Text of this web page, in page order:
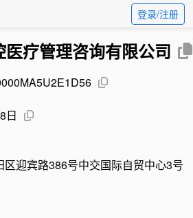
登录/注册
疗管理咨询有限公司
日
区迎宾路386号中交国际自贸中心3号